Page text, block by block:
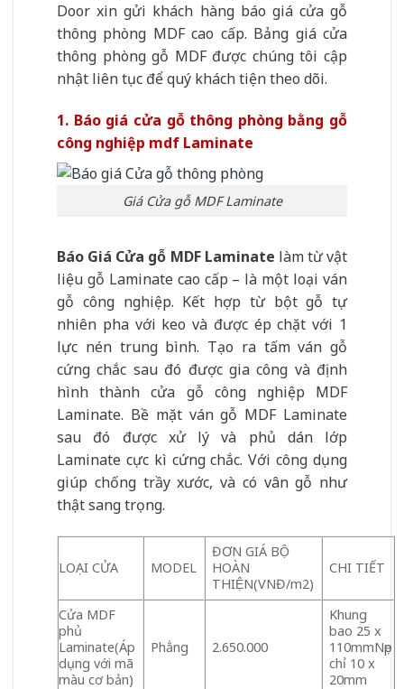
Door xin gửi khách hàng báo giá cửa gỗ
thông phòng MDF cao cấp. Bảng giá cửa
thông phòng gỗ MDF được chúng tôi cập
nhật liên tục để quý khách tiện theo dõi.
1. Báo giá cửa gỗ thông phòng bằng gỗ
công nghiệp mdf Laminate
Giá Cửa gỗ MDF Laminate
Báo Giá Cửa gỗ MDF Laminate làm từ vật
liệu gỗ Laminate cao cấp – là một loại ván
gỗ công nghiệp. Kết hợp từ bột gỗ tự
nhiên pha với keo và được ép chặt với 1
lực nén trung bình. Tạo ra tấm ván gỗ
cứng chắc sau đó được gia công và định
hình thành cửa gỗ công nghiệp MDF
Laminate. Bề mặt ván gỗ MDF Laminate
sau đó được xử lý và phủ dán lớp
Laminate cực kì cứng chắc. Với công dụng
giúp chống trầy xước, và có vân gỗ như
thật sang trọng.
LOẠI CỬA MODEL
ĐƠN GIÁ BỘ
HOÀN
THIỆN(VNĐ/m2)
CHI TIẾT
Cửa MDF
phủ
Laminate(Áp
dụng với mã
màu cơ bản)
Phẳng 2.650.000
Khung
bao 25 x
110mmNẹp
chỉ 10 x
20mm